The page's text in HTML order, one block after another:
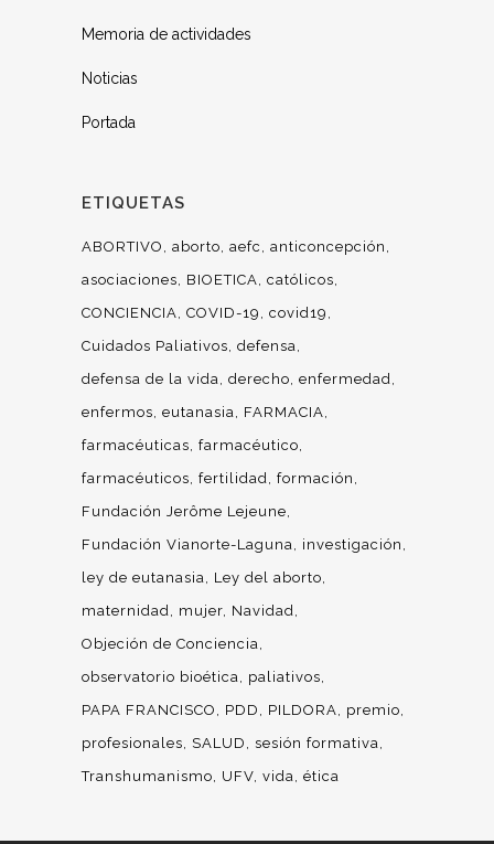
Memoria de actividades
Noticias
Portada
ETIQUETAS
ABORTIVO aborto aefc
anticoncepción
asociaciones
BIOETICA católicos
CONCIENCIA COVID-19
covid19
Cuidados Paliativos defensa
defensa de la vida derecho enfermedad
enfermos eutanasia
FARMACIA
farmacéuticas farmacéutico
farmacéuticos fertilidad formación
Fundación Jerôme Lejeune
Fundación Vianorte-Laguna
investigación
ley de eutanasia
Ley del aborto
maternidad
mujer Navidad
Objeción de Conciencia
observatorio bioética
paliativos
PAPA FRANCISCO
PDD PILDORA
premio
profesionales
SALUD
sesión formativa
Transhumanismo
UFV vida ética